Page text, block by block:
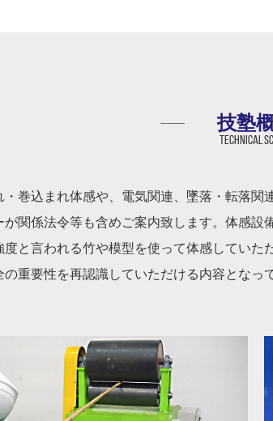
技塾
Technical
巻込まれ体感や、電気関連、墜落・転落関
関係法令等も含めご案内致します。体感設
度と言われる竹や模型を使って体感していた
重要性を再認識していただける内容となっ